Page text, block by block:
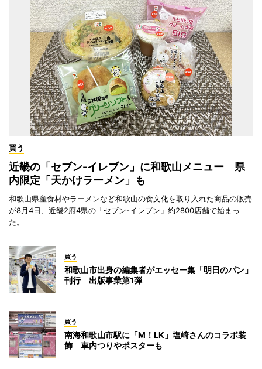
買う
近畿の「セブン-イレブン」に和歌山メニュー 県
内限定「天かけラーメン」も
和歌山県産食材やラーメンなど和歌山の食文化を取り入れた商品の販売
が8月4日、近畿2府4県の「セブン-イレブン」約2800店舗で始まっ
た。
買う
和歌山市出身の編集者がエッセー集「明日のパン」
刊行 出版事業第1弾
買う
南海和歌山市駅に「M！LK」塩崎さんのコラボ装
飾 車内つりやポスターも